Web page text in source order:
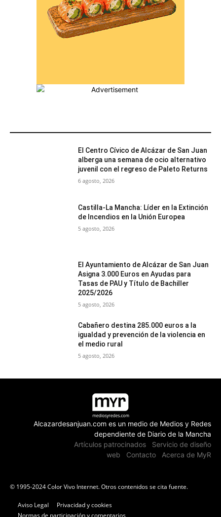
El Centro Cívico de Alcázar de San Juan
alberga una semana de ocio alternativo
juvenil con el regreso de Paleto Returns
6 agosto, 2026
Castilla-La Mancha: Líder en la Extinción
de Incendios en la Unión Europea
5 agosto, 2026
El Ayuntamiento de Alcázar de San Juan
Asigna 3.000 Euros en Ayudas para
Tasas de PAU y Título de Bachiller
2025/2026
5 agosto, 2026
Cabañero destina 285.000 euros a la
igualdad y prevención de la violencia en
el medio rural
5 agosto, 2026
Alcazardesanjuan.com es un medio de Medios y Redes
dependiente de Diario de la Mancha
Artículos patrocinados
Servicio de diseño
web
Contacto Acerca de MyR
© 1995-2024 Color Vivo Internet. Otros contenidos se cita fuente.
Aviso Legal
Privacidad y cookies